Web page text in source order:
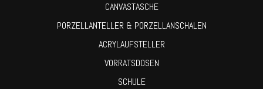
CANVASTASCHE
PORZELLANTELLER & PORZELLANSCHALEN
ACRYLAUFSTELLER
VORRATSDOSEN
SCHULE